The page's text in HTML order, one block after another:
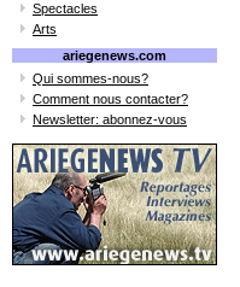
Spectacles
Arts
ariegenews.com
Qui sommes-nous?
Comment nous contacter?
Newsletter: abonnez-vous